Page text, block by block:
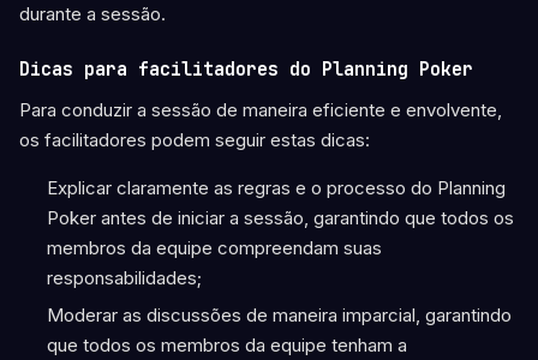
durante a sessão.
Dicas para facilitadores do Planning Poker
Para conduzir a sessão de maneira eficiente e envolvente,
os facilitadores podem seguir estas dicas:
Explicar claramente as regras e o processo do Planning
Poker antes de iniciar a sessão, garantindo que todos os
membros da equipe compreendam suas
responsabilidades;
Moderar as discussões de maneira imparcial, garantindo
que todos os membros da equipe tenham a